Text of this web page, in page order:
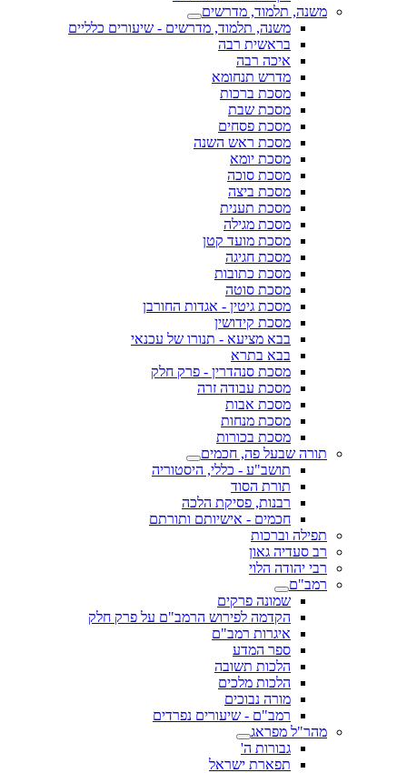
משנה, תלמוד, מדרשים
משנה, תלמוד, מדרשים - שיעורים כלליים
בראשית רבה
איכה רבה
מדרש תנחומא
מסכת ברכות
מסכת שבת
מסכת פסחים
מסכת ראש השנה
מסכת יומא
מסכת סוכה
מסכת ביצה
מסכת תענית
מסכת מגילה
מסכת מועד קטן
מסכת חגיגה
מסכת כתובות
מסכת סוטה
מסכת גיטין - אגדות החורבן
מסכת קידושין
בבא מציעא - תנורו של עכנאי
בבא בתרא
מסכת סנהדרין - פרק חלק
מסכת עבודה זרה
מסכת אבות
מסכת מנחות
מסכת בכורות
תורה שבעל פה, חכמים
תושב"ע - כללי, היסטוריה
תורת הסוד
רבנות, פסיקת הלכה
חכמים - אישיותם ותורתם
תפילה וברכות
רב סעדיה גאון
רבי יהודה הלוי
רמב"ם
שמונה פרקים
הקדמה לפירוש הרמב"ם על פרק חלק
איגרות רמב"ם
ספר המדע
הלכות תשובה
הלכות מלכים
מורה נבוכים
רמב"ם - שיעורים נפרדים
מהר"ל מפראג
גבורות ה'
תפארת ישראל